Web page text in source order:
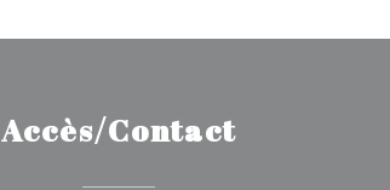
Accès/Contact